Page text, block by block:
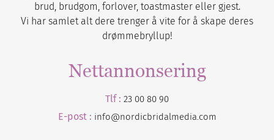
brud, brudgom, forlover, toastmaster eller gjest.
Vi har samlet alt dere trenger å vite for å skape deres
drømmebryllup!
Nettannonsering
Tlf : 23 00 80 90
E-post : info@nordicbridalmedia.com